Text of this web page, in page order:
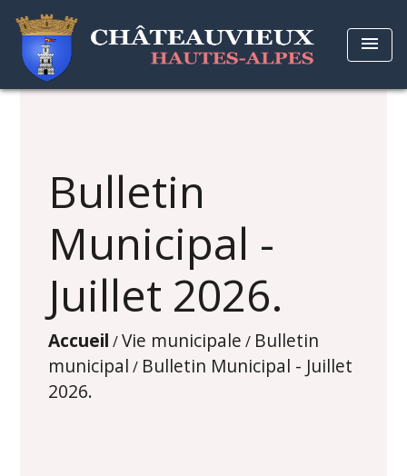
menu
Bulletin
Municipal -
Juillet 2026.
Accueil /Vie municipale / Bulletin
municipal / Bulletin Municipal - Juillet
2026.